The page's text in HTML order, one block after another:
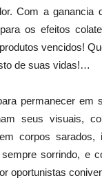
Com a
os efeitos
vencidos!
de suas vidas!…
permanecer em
seus visuais,
corpos
sorrindo, e
oportunistas